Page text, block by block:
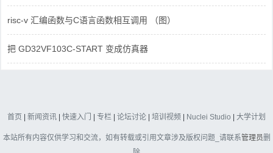
risc-v 汇编函数与C语言函数相互调用 （图）
把 GD32VF103C-START 变成仿真器
首页 | 新闻资讯 | 快速入门 | 专栏 | 论坛讨论 | 培训视频 | Nuclei Studio | 大学计划
本站所有内容仅供学习和交流，如有转载或引用文章涉及版权问题_请联系管理员删